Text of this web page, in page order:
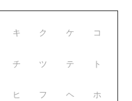
キ ク ケ コ
チ ツ テ ト
ヒ フ ヘ ホ